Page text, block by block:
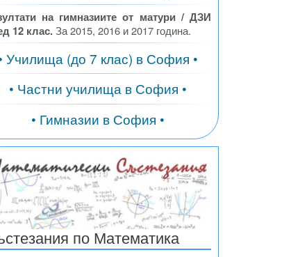
на гимназиите от матури / ДЗИ
12 клас.За 2015, 2016 и 2017 година.
Училища (до 7 клас) в София •
• Частни училища в София •
• Гимназии в София •
по Математика